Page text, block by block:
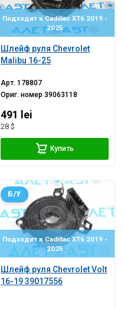
Подходит к Cadillac XT6 2019 -
2025
Шлейф руля Chevrolet
Malibu 16-25
Арт.178807
Ориг. номер39063118
491 lei
28 $
Купить
Подходит к Cadillac XT6 2019 -
2025
Шлейф руля Chevrolet Volt
16-19 39017556
Б/У